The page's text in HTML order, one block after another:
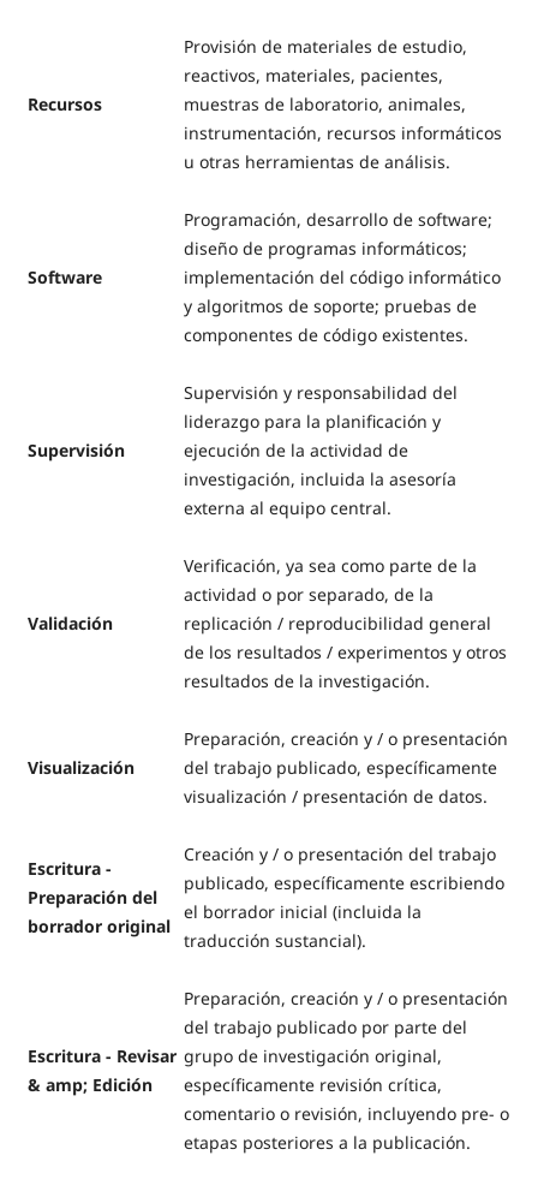
Recursos
Provisión de materiales de estudio,
reactivos, materiales, pacientes,
muestras de laboratorio, animales,
instrumentación, recursos informáticos
u otras herramientas de análisis.
Software
Programación, desarrollo de software;
diseño de programas informáticos;
implementación del código informático
y algoritmos de soporte; pruebas de
componentes de código existentes.
Supervisión
Supervisión y responsabilidad del
liderazgo para la planificación y
ejecución de la actividad de
investigación, incluida la asesoría
externa al equipo central.
Validación
Verificación, ya sea como parte de la
actividad o por separado, de la
replicación / reproducibilidad general
de los resultados / experimentos y otros
resultados de la investigación.
Visualización
Preparación, creación y / o presentación
del trabajo publicado, específicamente
visualización / presentación de datos.
Escritura -
Preparación del
borrador original
Creación y / o presentación del trabajo
publicado, específicamente escribiendo
el borrador inicial (incluida la
traducción sustancial).
Escritura - Revisar
& amp; Edición
Preparación, creación y / o presentación
del trabajo publicado por parte del
grupo de investigación original,
específicamente revisión crítica,
comentario o revisión, incluyendo pre- o
etapas posteriores a la publicación.